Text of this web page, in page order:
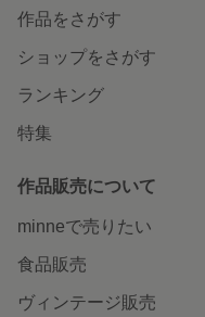
作品をさがす
ショップをさがす
ランキング
特集
作品販売について
minneで売りたい
食品販売
ヴィンテージ販売